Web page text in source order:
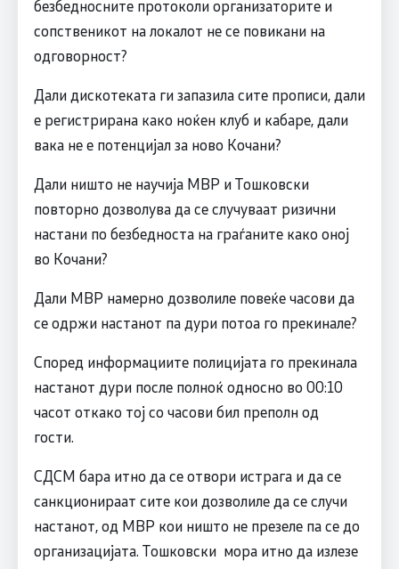
безбедносните протоколи организаторите и
сопственикот на локалот не се повикани на
одговорност?
Дали дискотеката ги запазила сите прописи, дали
е регистрирана како ноќен клуб и кабаре, дали
вака не е потенцијал за ново Кочани?
Дали ништо не научија МВР и Тошковски
повторно дозволува да се случуваат ризични
настани по безбедноста на граѓаните како оној
во Кочани?
Дали МВР намерно дозволиле повеќе часови да
се одржи настанот па дури потоа го прекинале?
Според информациите полицијата го прекинала
настанот дури после полноќ односно во 00:10
часот откако тој со часови бил преполн од
гости.
СДСМ бара итно да се отвори истрага и да се
санкционираат сите кои дозволиле да се случи
настанот, од МВР кои ништо не презеле па се до
организацијата. Тошковски мора итно да излезе